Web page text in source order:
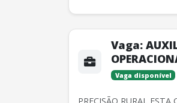
Vaga:
Vaga disponível